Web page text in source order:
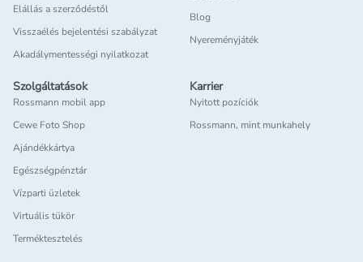
Elállás a szerződéstől
Visszaélés bejelentési szabályzat
Akadálymentességi nyilatkozat
Blog
Nyereményjáték
Szolgáltatások
Rossmann mobil app
Cewe Foto Shop
Ajándékkártya
Egészségpénztár
Vízparti üzletek
Virtuális tükör
Terméktesztelés
Karrier
Nyitott pozíciók
Rossmann, mint munkahely